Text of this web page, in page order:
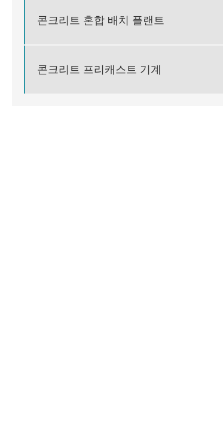
콘크리트 혼합 배치 플랜트
콘크리트 프리캐스트 기계